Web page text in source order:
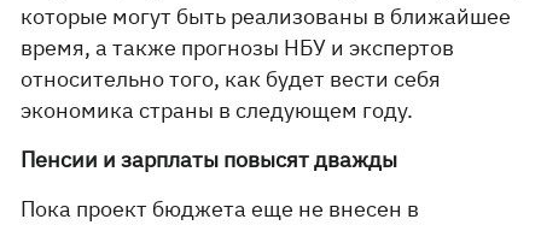
которые могут быть реализованы в ближайшее
время, а также прогнозы НБУ и экспертов
относительно того, как будет вести себя
экономика страны в следующем году.
Пенсии и зарплаты повысят дважды
Пока проект бюджета еще не внесен в